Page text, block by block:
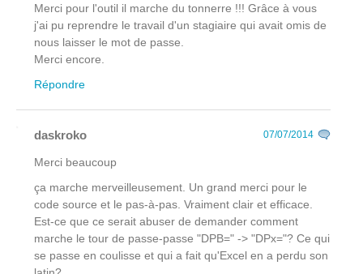
Merci pour l'outil il marche du tonnerre !!! Grâce à vous
j'ai pu reprendre le travail d'un stagiaire qui avait omis de
nous laisser le mot de passe.
Merci encore.
Répondre
daskroko 07/07/2014
Merci beaucoup
ça marche merveilleusement. Un grand merci pour le
code source et le pas-à-pas. Vraiment clair et efficace.
Est-ce que ce serait abuser de demander comment
marche le tour de passe-passe "DPB=" -> "DPx="? Ce qui
se passe en coulisse et qui a fait qu'Excel en a perdu son